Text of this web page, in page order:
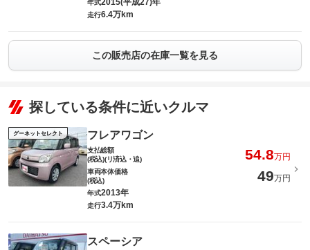
年式2015(平成27)年
走行6.4万km
この販売店の在庫一覧を見る
探している条件に近いクルマ
グーネットセレクト フレアワゴン
支払総額
(税込)(リ済込・追)
54.8万円
車両本体価格
(税込)
49万円
年式2013年
走行3.4万km
スペーシア